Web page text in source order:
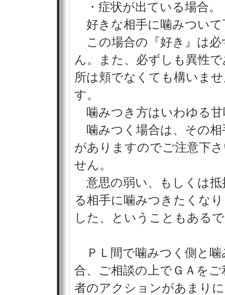
・症状が出ている場合。
好きな相手に噛みついて
この場合の『好き』は必
ん。また、必ずしも異性
所は頬でなくても構いま
す。
噛みつき方はいわゆる
噛みつく場合は、その相
がありますのでご注意下
せん。
意思の弱い、もしくは抵
る相手に噛みつきたくな
した、ということもある
ＰＬ間で噛みつく側と噛
合、ご相談の上でＧＡを
者のアクションがあまり